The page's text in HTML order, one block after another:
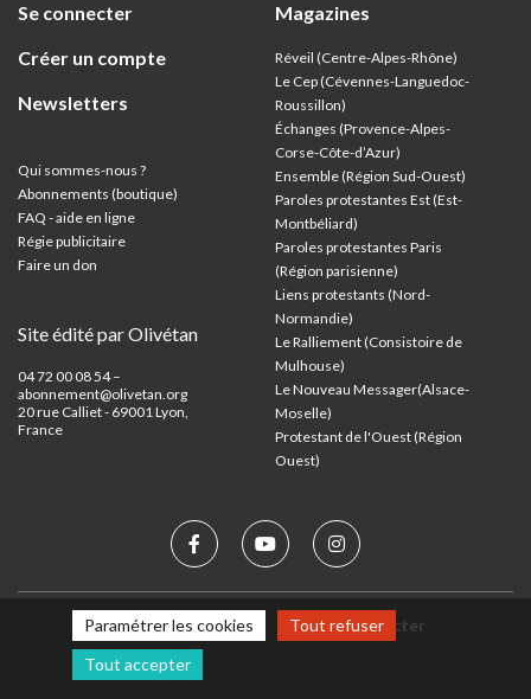
Se connecter
Créer un compte
Newsletters
Qui sommes-nous ?
Abonnements (boutique)
FAQ - aide en ligne
Régie publicitaire
Faire un don
Site édité par Olivétan
04 72 00 08 54 –
abonnement@olivetan.org
20 rue Calliet - 69001 Lyon,
France
Magazines
Réveil (Centre-Alpes-Rhône)
Le Cep (Cévennes-Languedoc-
Roussillon)
Échanges (Provence-Alpes-
Corse-Côte-d’Azur)
Ensemble (Région Sud-Ouest)
Paroles protestantes Est (Est-
Montbéliard)
Paroles protestantes Paris
(Région parisienne)
Liens protestants (Nord-
Normandie)
Le Ralliement (Consistoire de
Mulhouse)
Le Nouveau Messager(Alsace-
Moselle)
Protestant de l'Ouest (Région
Ouest)
Mentions légales Nous contacter
Paramétrer les cookies
Tout refuser
Tout accepter